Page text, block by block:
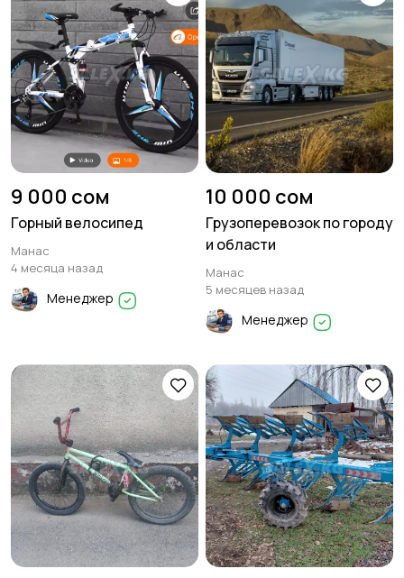
9 000 сом
Горный велосипед
Манас
4 месяца назад
Менеджер
10 000 сом
Грузоперевозок по городу
и области
Манас
5 месяцев назад
Менеджер